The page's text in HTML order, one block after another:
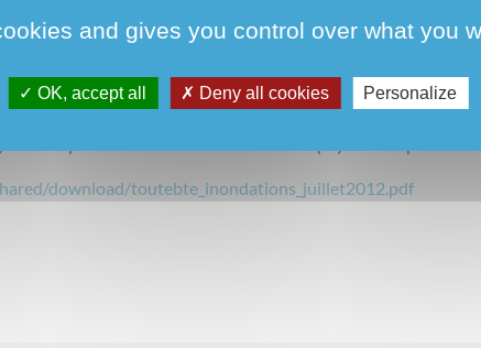
Cours d’Eau de la Province du Luxembourg, s’est lancée
depuis le village de Ny jusqu’au village de Melreux. Pour
dans la plaine de Ny (Projet AMICE), dont l’objectif premier
de Ny et la réalisation d’un bassin tampon de 80.000 m³.
2012. Ce projet peut servir d’exemple pilote pour une gestion
des expériences entre les communes et pays limitrophes.
download/toutebte_inondations_juillet2012.pdf
and gives you control over what you
OK, accept all Deny all cookies Personalize